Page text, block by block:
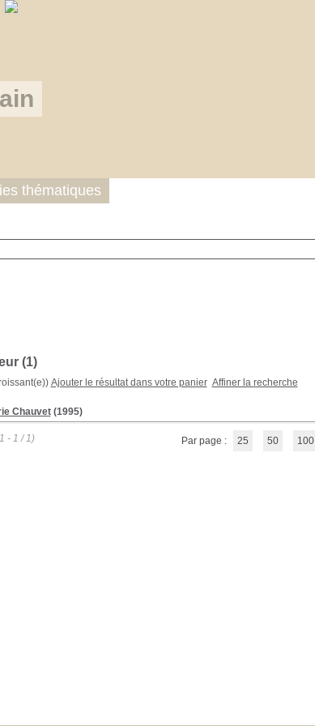
(1)
Ajouter le résultat dans votre panier Affiner la recherche
Chauvet(1995)
- 1 / 1) Par page : 25 50 100
thématiques